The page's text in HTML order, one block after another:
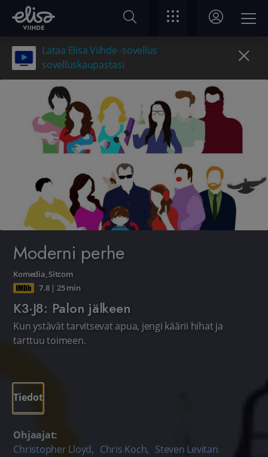
Lataa Elisa Viihde -sovellus
sovelluskaupastasi
Moderni perhe
Komedia,Sitcom
7.8| 25 min
K3·J8: Palon jälkeen
Kun ystävät tarvitsevat apua, jengi käärii hihat ja
tarttuu toimeen.
Tiedot
Ohjaajat:
Christopher Lloyd, Chris Koch, Steven Levitan